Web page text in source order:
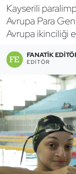
Kayserili
Avrupa Para
Avrupa ikinciliği
FANATIK
EDITÖR
Bocce
Buz Hokeyi
Buz Pateni
Çim Hokeyi
Cimnastik